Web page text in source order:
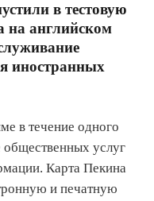
в тестовую
на английском
иностранных
в течение одного
услуг
Карта Пекина
и печатную